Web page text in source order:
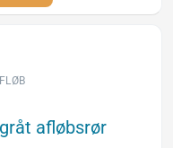
afløbsrør